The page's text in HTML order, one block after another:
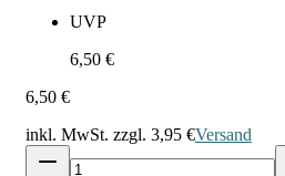
UVP
6,50 €
6,50 €
inkl. MwSt. zzgl. 3,95 €Versand